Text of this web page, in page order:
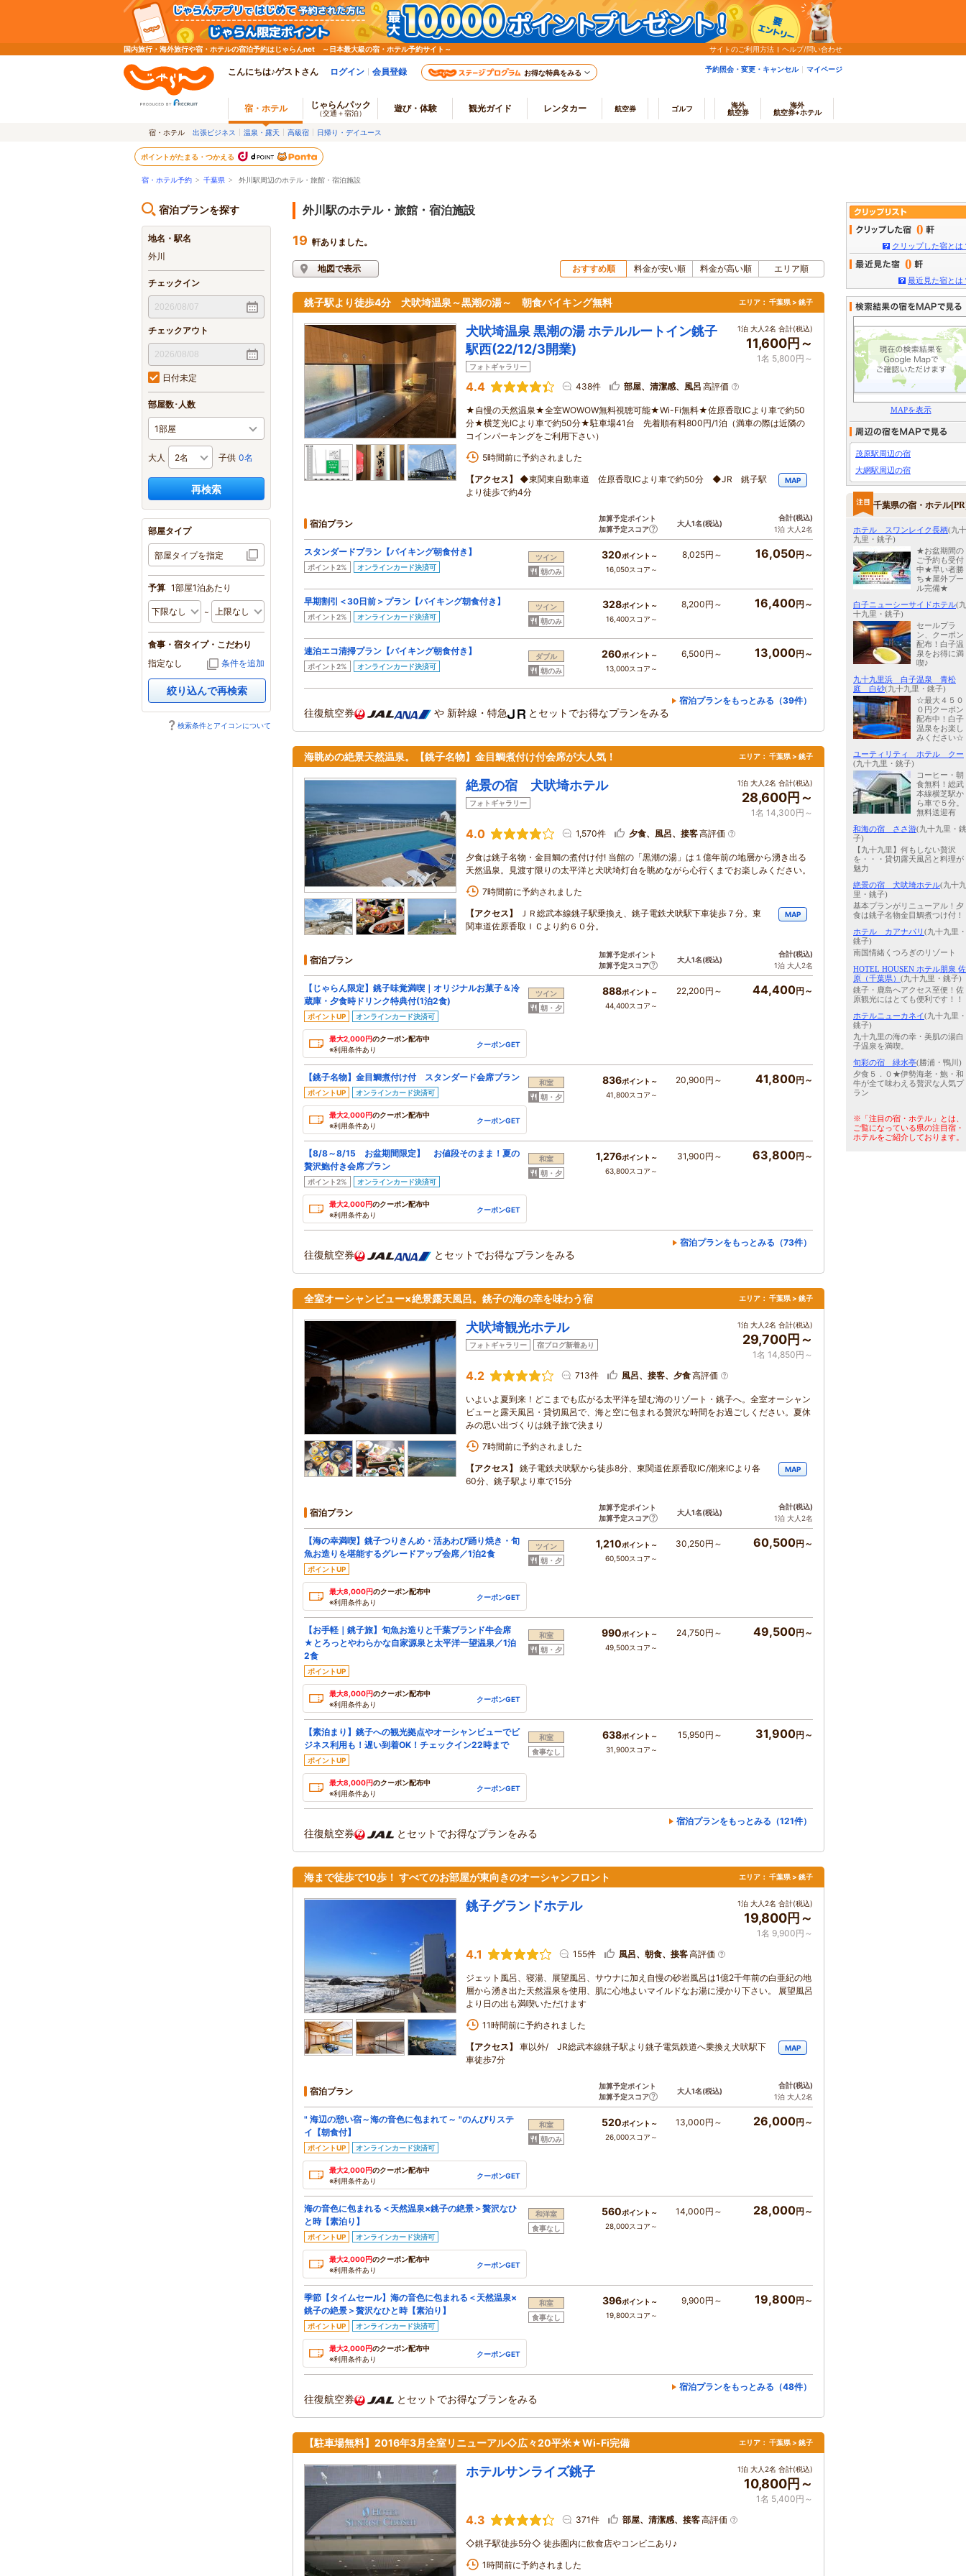
国内旅行・海外旅行や宿・ホテルの宿泊予約はじゃらんnet ～日本最大級の宿・ホテル予約サイト～ サイトのご利用方法 ヘルプ/問い合わせ
こんにちは♪ゲストさん ログイン 会員登録 お得な特典をみる 予約照会・変更・キャンセル マイページ
宿・ホテル じゃらんパック
（交通＋宿泊） 遊び・体験 観光ガイド レンタカー 航空券 ゴルフ
海外
航空券
海外
航空券+ホテル
宿・ホテル 出張ビジネス 温泉・露天 高級宿 日帰り・デイユース
ポイントがたまる・つかえる
宿・ホテル予約 > 千葉県 > 外川駅周辺のホテル・旅館・宿泊施設
宿泊プランを探す
地名・駅名
外川
チェックイン
チェックアウト
日付未定
部屋数･人数
大人 子供 0名
再検索
部屋タイプ
部屋タイプを指定
予算 1部屋1泊あたり
食事・宿タイプ・こだわり
指定なし
条件を追加
絞り込んで再検索
検索条件とアイコンについて
外川駅のホテル・旅館・宿泊施設
19 軒ありました。
地図で表示 おすすめ順 料金が安い順 料金が高い順 エリア順
銚子駅より徒歩4分 犬吠埼温泉～黒潮の湯～ 朝食バイキング無料 エリア： 千葉県 > 銚子
犬吠埼温泉 黒潮の湯 ホテルルートイン銚子
駅西(22/12/3開業)
フォトギャラリー
1泊 大人2名 合計(税込)
11,600円～
1名 5,800円～
4.4 438件 部屋、清潔感、風呂 高評価
★自慢の天然温泉★全室WOWOW無料視聴可能★Wi-Fi無料★佐原香取ICより車で約50
分★横芝光ICより車で約50分★駐車場41台 先着順有料800円/1泊（満車の際は近隣の
コインパーキングをご利用下さい）
5時間前に予約されました
【アクセス】
◆東関東自動車道 佐原香取ICより車で約50分 ◆JR 銚子駅
より徒歩で約4分
MAP
宿泊プラン
加算予定ポイント
加算予定スコア
大人1名(税込)
合計(税込)
1泊 大人2名
スタンダードプラン【バイキング朝食付き】
ポイント2% オンラインカード決済可
ツイン
朝のみ
320ポイント～
16,050スコア～
8,025円～ 16,050円～
早期割引＜30日前＞プラン【バイキング朝食付き】
ポイント2% オンラインカード決済可
ツイン
朝のみ
328ポイント～
16,400スコア～
8,200円～ 16,400円～
連泊エコ清掃プラン【バイキング朝食付き】
ポイント2% オンラインカード決済可
ダブル
朝のみ
260ポイント～
13,000スコア～
6,500円～ 13,000円～
宿泊プランをもっとみる（39件）
往復航空券 や 新幹線・特急 とセットでお得なプランをみる
海眺めの絶景天然温泉。【銚子名物】金目鯛煮付け付会席が大人気！ エリア： 千葉県 > 銚子
絶景の宿 犬吠埼ホテル
フォトギャラリー
1泊 大人2名 合計(税込)
28,600円～
1名 14,300円～
4.0 1,570件 夕食、風呂、接客高評価
夕食は銚子名物・金目鯛の煮付け付! 当館の「黒潮の湯」は１億年前の地層から湧き出る
天然温泉。見渡す限りの太平洋と犬吠埼灯台を眺めながら心行くまでお楽しみください。
7時間前に予約されました
【アクセス】
ＪＲ総武本線銚子駅乗換え、銚子電鉄犬吠駅下車徒歩７分。東
関車道佐原香取ＩＣより約６０分。
MAP
宿泊プラン
加算予定ポイント
加算予定スコア
大人1名(税込)
合計(税込)
1泊 大人2名
【じゃらん限定】銚子味覚満喫｜オリジナルお菓子＆冷
蔵庫・夕食時ドリンク特典付(1泊2食)
ポイントUP オンラインカード決済可
最大2,000円のクーポン配布中
※利用条件あり
クーポンGET
ツイン
朝・夕
888ポイント～
44,400スコア～
22,200円～ 44,400円～
【銚子名物】金目鯛煮付け付 スタンダード会席プラン
ポイントUP オンラインカード決済可
最大2,000円のクーポン配布中
※利用条件あり
クーポンGET
和室
朝・夕
836ポイント～
41,800スコア～
20,900円～ 41,800円～
【8/8～8/15 お盆期間限定】 お値段そのまま！夏の
贅沢鮑付き会席プラン
ポイント2% オンラインカード決済可
最大2,000円のクーポン配布中
※利用条件あり
クーポンGET
和室
朝・夕
1,276ポイント～
63,800スコア～
31,900円～ 63,800円～
宿泊プランをもっとみる（73件）
往復航空券 とセットでお得なプランをみる
全室オーシャンビュー×絶景露天風呂。銚子の海の幸を味わう宿 エリア： 千葉県 > 銚子
犬吠埼観光ホテル
フォトギャラリー 宿ブログ新着あり
1泊 大人2名 合計(税込)
29,700円～
1名 14,850円～
4.2 713件 風呂、接客、夕食高評価
いよいよ夏到来！どこまでも広がる太平洋を望む海のリゾート・銚子へ。全室オーシャン
ビューと露天風呂・貸切風呂で、海と空に包まれる贅沢な時間をお過ごしください。夏休
みの思い出づくりは銚子旅で決まり
7時間前に予約されました
【アクセス】
銚子電鉄犬吠駅から徒歩8分、東関道佐原香取IC/潮来ICより各
60分、銚子駅より車で15分
MAP
宿泊プラン
加算予定ポイント
加算予定スコア
大人1名(税込)
合計(税込)
1泊 大人2名
【海の幸満喫】銚子つりきんめ・活あわび踊り焼き・旬
魚お造りを堪能するグレードアップ会席／1泊2食
ポイントUP
最大8,000円のクーポン配布中
※利用条件あり
クーポンGET
ツイン
朝・夕
1,210ポイント～
60,500スコア～
30,250円～ 60,500円～
【お手軽｜銚子旅】旬魚お造りと千葉ブランド牛会席
★とろっとやわらかな自家源泉と太平洋一望温泉／1泊
2食
ポイントUP
最大8,000円のクーポン配布中
※利用条件あり
クーポンGET
和室
朝・夕
990ポイント～
49,500スコア～
24,750円～ 49,500円～
【素泊まり】銚子への観光拠点やオーシャンビューでビ
ジネス利用も！遅い到着OK！チェックイン22時まで
ポイントUP
最大8,000円のクーポン配布中
※利用条件あり
クーポンGET
和室
食事なし
638ポイント～
31,900スコア～
15,950円～ 31,900円～
宿泊プランをもっとみる（121件）
往復航空券 とセットでお得なプランをみる
海まで徒歩で10歩！ すべてのお部屋が東向きのオーシャンフロント エリア： 千葉県 > 銚子
銚子グランドホテル 1泊 大人2名 合計(税込)
19,800円～
1名 9,900円～
4.1 155件 風呂、朝食、接客高評価
ジェット風呂、寝湯、展望風呂、サウナに加え自慢の砂岩風呂は1億2千年前の白亜紀の地
層から湧き出た天然温泉を使用、肌に心地よいマイルドなお湯に浸かり下さい。 展望風呂
より日の出も満喫いただけます
11時間前に予約されました
【アクセス】
車以外/ JR総武本線銚子駅より銚子電気鉄道へ乗換え犬吠駅下
車徒歩7分
MAP
宿泊プラン
加算予定ポイント
加算予定スコア
大人1名(税込)
合計(税込)
1泊 大人2名
" 海辺の憩い宿～海の音色に包まれて～ "のんびりステ
イ【朝食付】
ポイントUP オンラインカード決済可
最大2,000円のクーポン配布中
※利用条件あり
クーポンGET
和室
朝のみ
520ポイント～
26,000スコア～
13,000円～ 26,000円～
海の音色に包まれる＜天然温泉×銚子の絶景＞贅沢なひ
と時【素泊り】
ポイントUP オンラインカード決済可
最大2,000円のクーポン配布中
※利用条件あり
クーポンGET
和洋室
食事なし
560ポイント～
28,000スコア～
14,000円～ 28,000円～
季節【タイムセール】海の音色に包まれる＜天然温泉×
銚子の絶景＞贅沢なひと時【素泊り】
ポイントUP オンラインカード決済可
最大2,000円のクーポン配布中
※利用条件あり
クーポンGET
和室
食事なし
396ポイント～
19,800スコア～
9,900円～ 19,800円～
宿泊プランをもっとみる（48件）
往復航空券 とセットでお得なプランをみる
【駐車場無料】2016年3月全室リニューアル◇広々20平米★Wi-Fi完備 エリア： 千葉県 > 銚子
ホテルサンライズ銚子 1泊 大人2名 合計(税込)
10,800円～
1名 5,400円～
4.3 371件 部屋、清潔感、接客高評価
◇銚子駅徒歩5分◇ 徒歩圏内に飲食店やコンビニあり♪
1時間前に予約されました
0
クリップした宿とは
0
最近見た宿とは
MAPを表示
茂原駅周辺の宿
大網駅周辺の宿
千葉県の宿・ホテル
ホテル スワンレイク長柄(九十
九里・銚子)
★お盆期間の
ご予約も受付
中★早い者勝
ち★屋外プー
ル完備★
白子ニューシーサイドホテル(九
十九里・銚子)
セールプラ
ン、クーポン
配布！白子温
泉をお得に満
喫♪
九十九里浜 白子温泉 青松
庭 白砂(九十九里・銚子)
☆最大４５０
０円クーポン
配布中！白子
温泉をお楽し
みください☆
ユーティリティ ホテル クー
(九十九里・銚子)
コーヒー・朝
食無料！総武
本線横芝駅か
ら車で５分。
無料送迎有
和海の宿 ささ游(九十九里・銚
子)
【九十九里】何もしない贅沢
を・・・貸切露天風呂と料理が
魅力
絶景の宿 犬吠埼ホテル(九十九
里・銚子)
基本プランがリニューアル！夕
食は銚子名物金目鯛煮つけ付！
ホテル カアナパリ (九十九里・
銚子)
南国情緒くつろぎのリゾート
HOTEL HOUSEN ホテル朋泉 佐
原（千葉県） (九十九里・銚子)
銚子・鹿島へアクセス至便！佐
原観光にはとても便利です！！
ホテルニューカネイ(九十九里・
銚子)
九十九里の海の幸・美肌の湯白
子温泉を満喫。
旬彩の宿 緑水亭(勝浦・鴨川)
夕食５．０★伊勢海老・鮑・和
牛が全て味わえる贅沢な人気プ
ラン
※「注目の宿・ホテル」とは、
ご覧になっている県の注目宿・
ホテルをご紹介しております。